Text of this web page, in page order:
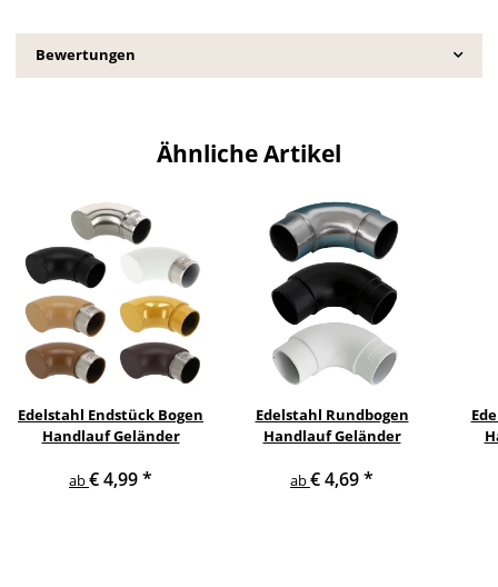
Bewertungen
Ähnliche Artikel
Edelstahl Endstück Bogen
Handlauf Geländer
ab€ 4,99*
Edelstahl Rundbogen
Handlauf Geländer
ab€ 4,69*